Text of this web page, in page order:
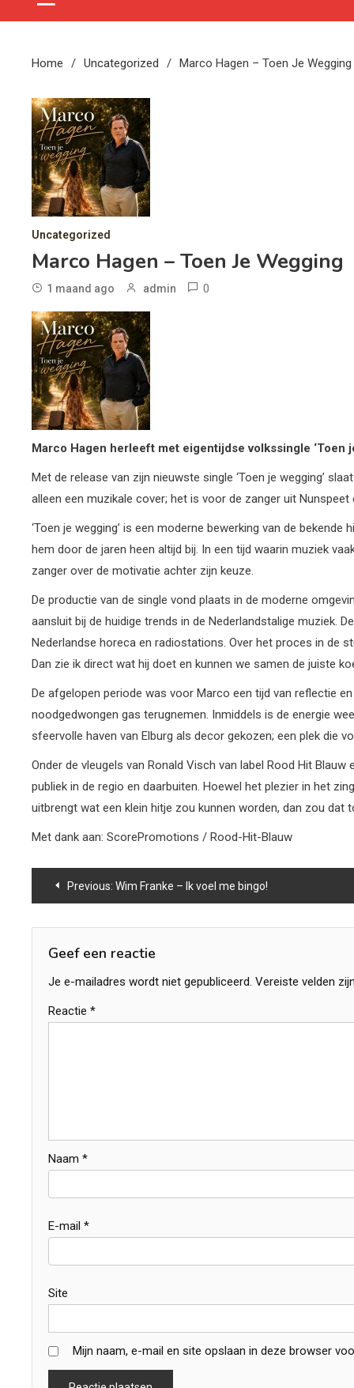
Home Uncategorized Marco Hagen – Toen Je Wegging
Uncategorized
Marco Hagen – Toen Je Wegging
1 maand ago admin 0
Marco Hagen herleeft met eigentijdse volkssingle ‘Toen
Met de release van zijn nieuwste single ‘Toen je wegging’
alleen een muzikale cover; het is voor de zanger uit
‘Toen je wegging’ is een moderne bewerking van de
hem door de jaren heen altijd bij. In een tijd waarin muziek
zanger over de motivatie achter zijn keuze.
De productie van de single vond plaats in de moderne
aansluit bij de huidige trends in de Nederlandstalige muziek.
Nederlandse horeca en radiostations. Over het proces in de
Dan zie ik direct wat hij doet en kunnen we samen de juiste
De afgelopen periode was voor Marco een tijd van reflectie
noodgedwongen gas terugnemen. Inmiddels is de energie
sfeervolle haven van Elburg als decor gekozen; een plek die
Onder de vleugels van Ronald Visch van label Rood Hit
publiek in de regio en daarbuiten. Hoewel het plezier in het
uitbrengt wat een klein hitje zou kunnen worden, dan zou dat
Met dank aan: ScorePromotions / Rood-Hit-Blauw
Bericht
navigatie
Previous: Wim Franke – Ik voel me bingo!
Geef een reactie
Je e-mailadres wordt niet gepubliceerd. Vereiste velden
Reactie *
Naam *
E-mail *
Site
Mijn naam, e-mail en site opslaan in deze browser